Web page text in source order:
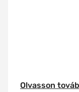
Olvasson